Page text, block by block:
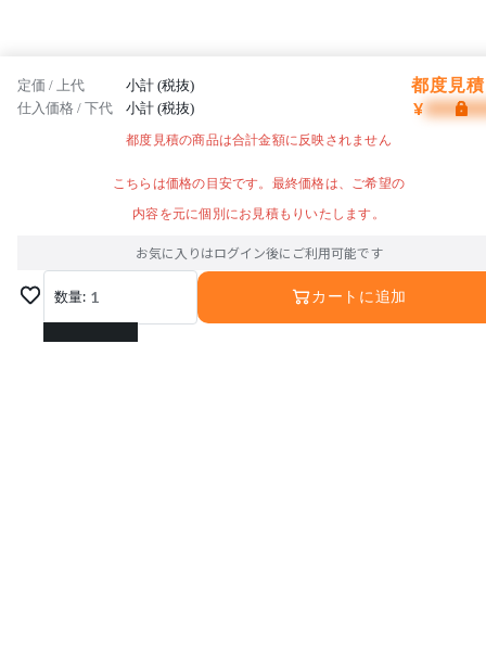
定価 / 上代 小計 (税抜) 都度見
仕入価格 / 下代 小計 (税抜) ¥
都度見積の商品は合計金額に反映されません
こちらは価格の目安です。最終価格は、ご希望の
内容を元に個別にお見積もりいたします。
お気に入りはログイン後にご利用可能です
数量: 1
1
カートに追加